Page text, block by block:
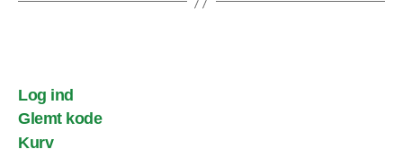
Log ind
Glemt kode
Kurv